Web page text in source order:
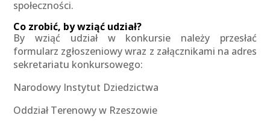
społeczności.
Co zrobić, by wziąć udział?
By wziąć udział w konkursie należy przesłać
formularz zgłoszeniowy wraz z załącznikami na adres
sekretariatu konkursowego:
Narodowy Instytut Dziedzictwa
Oddział Terenowy w Rzeszowie